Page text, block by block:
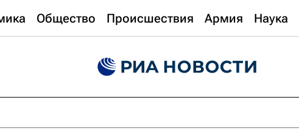
Общество Происшествия Армия Наука